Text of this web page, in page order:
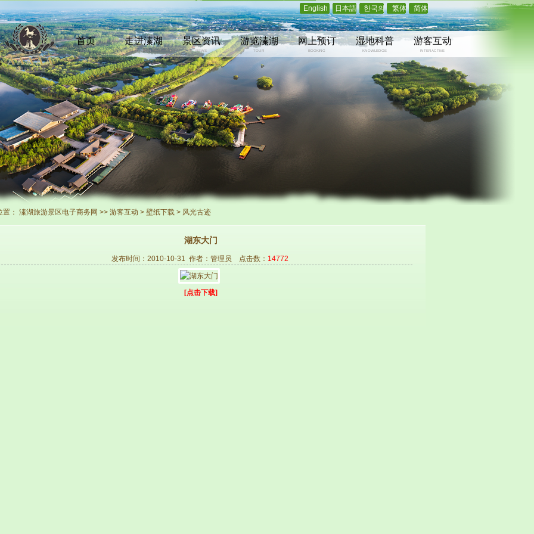
English 日本語 한국의 繁体 简体
首页
INDEX
走进溱湖
COMEIN
景区资讯
NEWS
游览溱湖
TOUR
网上预订
BOOKING
湿地科普
KNOWLEDGE
游客互动
INTERACTIVE
置： 溱湖旅游景区电子商务网 >> 游客互动 > 壁纸下载 > 风光古迹
湖东大门
发布时间：2010-10-31 作者： 管理员 点击数： 14772
[点击下载]